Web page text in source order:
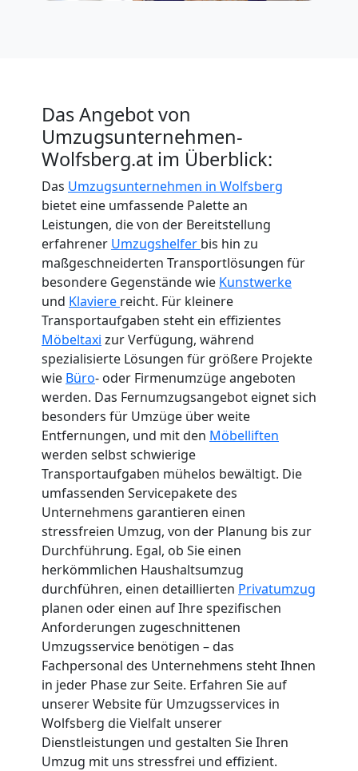
Das Angebot von
Umzugsunternehmen-
Wolfsberg.at im Überblick:
Das Umzugsunternehmen in Wolfsberg
bietet eine umfassende Palette an
Leistungen, die von der Bereitstellung
erfahrener Umzugshelfer bis hin zu
maßgeschneiderten Transportlösungen für
besondere Gegenstände wie Kunstwerke
und Klaviere reicht. Für kleinere
Transportaufgaben steht ein effizientes
Möbeltaxi zur Verfügung, während
spezialisierte Lösungen für größere Projekte
wie Büro- oder Firmenumzüge angeboten
werden. Das Fernumzugsangebot eignet sich
besonders für Umzüge über weite
Entfernungen, und mit den Möbelliften
werden selbst schwierige
Transportaufgaben mühelos bewältigt. Die
umfassenden Servicepakete des
Unternehmens garantieren einen
stressfreien Umzug, von der Planung bis zur
Durchführung. Egal, ob Sie einen
herkömmlichen Haushaltsumzug
durchführen, einen detaillierten Privatumzug
planen oder einen auf Ihre spezifischen
Anforderungen zugeschnittenen
Umzugsservice benötigen – das
Fachpersonal des Unternehmens steht Ihnen
in jeder Phase zur Seite. Erfahren Sie auf
unserer Website für Umzugsservices in
Wolfsberg die Vielfalt unserer
Dienstleistungen und gestalten Sie Ihren
Umzug mit uns stressfrei und effizient.